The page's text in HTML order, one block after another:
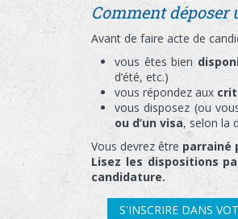
Comment déposer
Avant de faire acte de
vous êtes bien
d’été, etc.)
vous répondez aux
vous disposez (ou
ou d’un visa, selon la
Vous devrez être parrainé
Lisez les dispositions
candidature.
S'INSCRIRE DANS